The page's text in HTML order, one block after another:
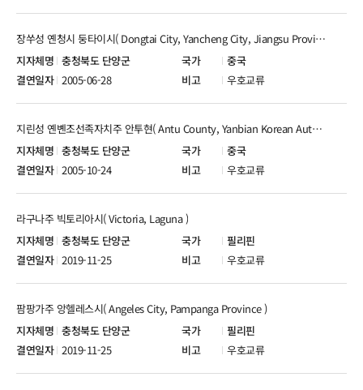
충청북도 단양군 중국
장쑤성 옌청시 둥타이시( Dongtai City, Yancheng City, Jiangsu Province )
2005-06-28 우호교류
충청북도 단양군 중국
지린성 옌볜조선족자치주 안투현( Antu County, Yanbian Korean Autonomous Prefecture， Jilin Province )
2005-10-24 우호교류
충청북도 단양군 필리핀
라구나주 빅토리아시( Victoria, Laguna )
2019-11-25 우호교류
충청북도 단양군 필리핀
팜팡가주 앙헬레스시( Angeles City, Pampanga Province )
2019-11-25 우호교류